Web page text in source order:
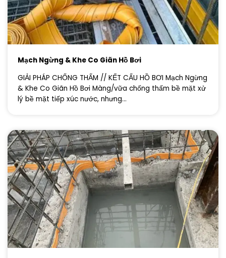
Mạch Ngừng & Khe Co Giãn Hồ Bơi
GIẢI PHÁP CHỐNG THẤM // KẾT CẤU HỒ BƠI Mạch Ngừng
& Khe Co Giãn Hồ Bơi Màng/vữa chống thấm bề mặt xử
lý bề mặt tiếp xúc nước, nhưng...